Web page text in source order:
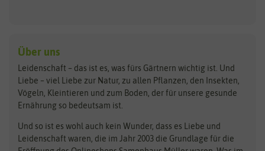
Kräutersamen
Obstsamen
Pilzbrut
Rasensamen
Steckzwiebeln
Zimmer & Kübelpflanzen
Kataloge
Benary
Bingenheimer Saatgut
BioBalu
Bionana
BIOWOL
Blumicorn
Dürr-Samen
elho
Feldsaaten Freudenberger
Fertil
Über uns
Leidenschaft – das ist es, was fürs Gärtnern wichtig ist. Und
Liebe – viel Liebe zur Natur, zu allen Pflanzen, den Insekten,
Vögeln, Kleintieren und zum Boden, der für unsere gesunde
Ernährung so bedeutsam ist.
Und so ist es wohl auch kein Wunder, dass es Liebe und
Leidenschaft waren, die im Jahr 2003 die Grundlage für die